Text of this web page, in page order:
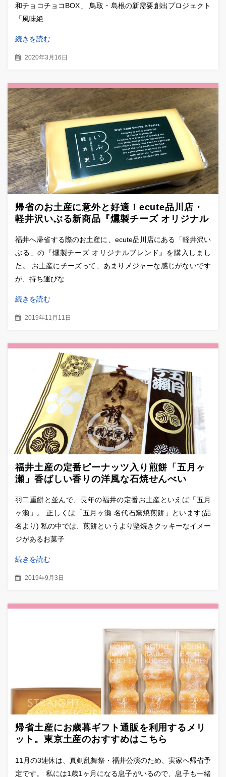
和チョコチョコBOX」 鳥取・島根の新需要創出プロジェクト
「風味絶
続きを読む
2020年3月16日
帰省のお土産に意外と好適！ecute品川店・
軽井沢いぶる新商品『燻製チーズ オリジナル
福井へ帰省する際のお土産に、ecute品川店にある「軽井沢い
ぶる」の『燻製チーズ オリジナルブレンド』を購入しまし
た。 お土産にチーズって、あまりメジャーな感じがないです
が、持ち運びな
続きを読む
2019年11月11日
福井土産の定番ピーナッツ入り煎餅「五月ヶ
瀬」香ばしい香りの洋風な石焼せんべい
羽二重餅と並んで、長年の福井の定番お土産といえば「五月
ヶ瀬」。 正しくは「五月ヶ瀬 名代石窯焼煎餅」といます(品
名より) 私の中では、煎餅というより堅焼きクッキーなイメー
ジがあるお菓子
続きを読む
2019年9月3日
帰省土産にお歳暮ギフト通販を利用するメリ
ット。東京土産のおすすめはこちら
11月の3連休は、真剣乱舞祭・福井公演のため、実家へ帰省予
定です。 私には1歳1ヶ月になる息子がいるので、息子も一緒